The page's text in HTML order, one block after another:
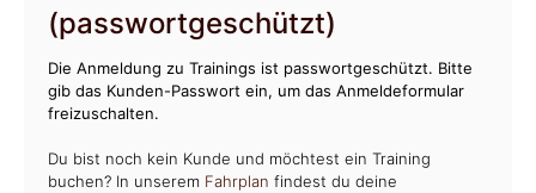
(passwortgeschützt)
Die Anmeldung zu Trainings ist passwortgeschützt. Bitte
gib das Kunden-Passwort ein, um das Anmeldeformular
freizuschalten.
Du bist noch kein Kunde und möchtest ein Training
buchen? In unserem Fahrplan findest du deine